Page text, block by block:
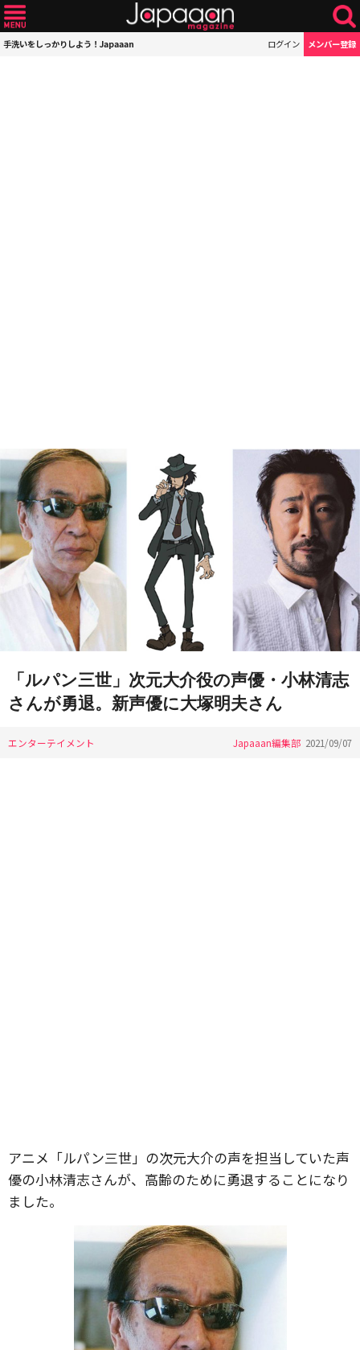
手洗いをしっかりしよう！Japaaan ログイン メンバー登録
「ルパン三世」次元大介役の声優・小林清志
さんが勇退。新声優に大塚明夫さん
エンターテイメント Japaaan編集部 2021/09/07
アニメ「ルパン三世」の次元大介の声を担当していた声
優の小林清志さんが、高齢のために勇退することになり
ました。